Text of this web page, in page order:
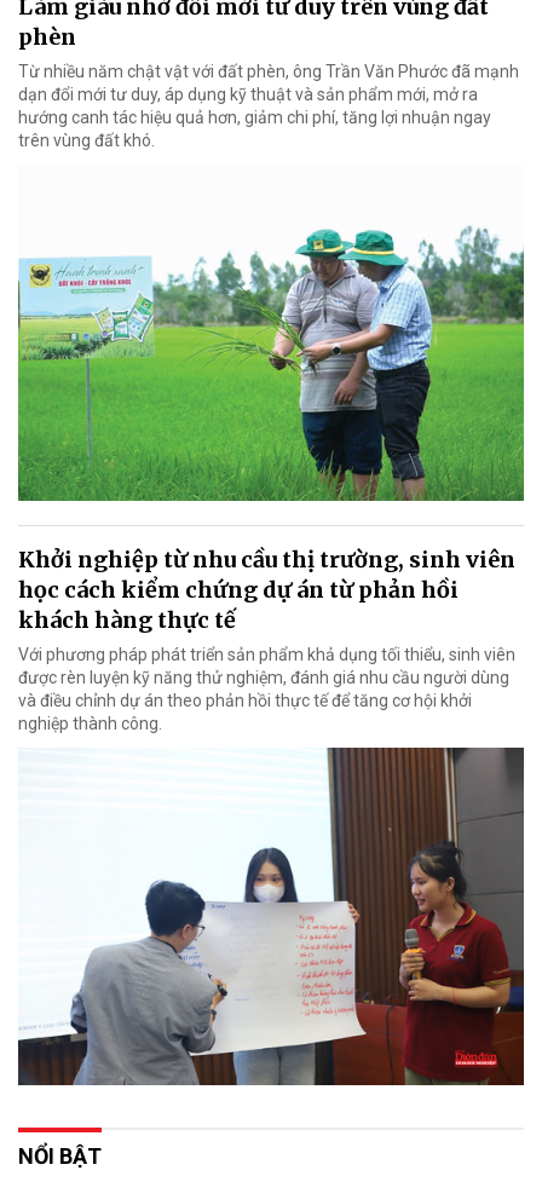
Làm giàu nhờ đổi mới tư duy trên vùng đất
phèn
Từ nhiều năm chật vật với đất phèn, ông Trần Văn Phước đã mạnh
dạn đổi mới tư duy, áp dụng kỹ thuật và sản phẩm mới, mở ra
hướng canh tác hiệu quả hơn, giảm chi phí, tăng lợi nhuận ngay
trên vùng đất khó.
Khởi nghiệp từ nhu cầu thị trường, sinh viên
học cách kiểm chứng dự án từ phản hồi
khách hàng thực tế
Với phương pháp phát triển sản phẩm khả dụng tối thiểu, sinh viên
được rèn luyện kỹ năng thử nghiệm, đánh giá nhu cầu người dùng
và điều chỉnh dự án theo phản hồi thực tế để tăng cơ hội khởi
nghiệp thành công.
NỔI BẬT